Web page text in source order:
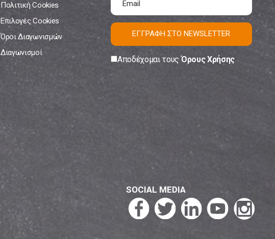
Πολιτική Cookies
Επιλογές Cookies
Όροι Διαγωνισμών
Διαγωνισμοί
ΕΓΓΡΑΦΗ ΣΤΟ NEWSLETTER
Αποδέχομαι τουςΌρους Χρήσης
SOCIAL MEDIA